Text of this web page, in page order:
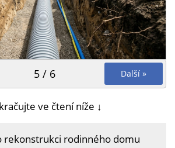
Další »
5 / 6
ve čtení níže ↓
rekonstrukci rodinného domu